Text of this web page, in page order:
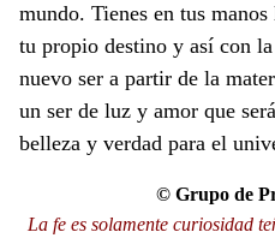
mundo. Tienes en tus
tu propio destino y así con
nuevo ser a partir de la
un ser de luz y amor que
belleza y verdad para el
© Grupo de
La fe es solamente curiosidad